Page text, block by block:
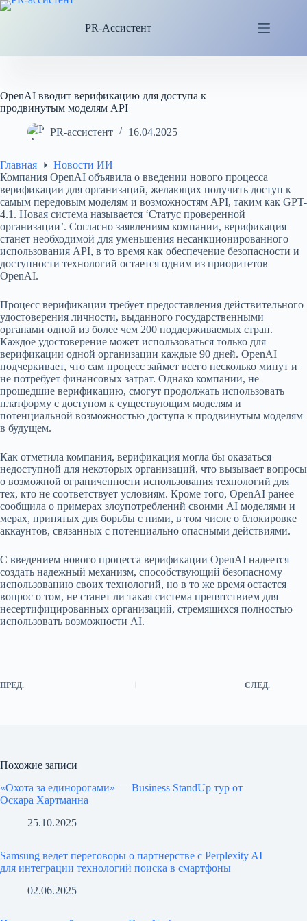
Перейти
PR-Ассистент
OpenAI вводит верификацию для доступа к
продвинутым моделям API
PR-ассистент 16.04.2025
Главная
Новости ИИ
Компания OpenAI объявила о введении нового процесса
верификации для организаций, желающих получить доступ к
самым передовым моделям и возможностям API, таким как GPT-
4.1. Новая система называется ‘Статус проверенной
организации’. Согласно заявлениям компании, верификация
станет необходимой для уменьшения несанкционированного
использования API, в то время как обеспечение безопасности и
доступности технологий остается одним из приоритетов
OpenAI.
Процесс верификации требует предоставления действительного
удостоверения личности, выданного государственными
органами одной из более чем 200 поддерживаемых стран.
Каждое удостоверение может использоваться только для
верификации одной организации каждые 90 дней. OpenAI
подчеркивает, что сам процесс займет всего несколько минут и
не потребует финансовых затрат. Однако компании, не
прошедшие верификацию, смогут продолжать использовать
платформу с доступом к существующим моделям и
потенциальной возможностью доступа к продвинутым моделям
в будущем.
Как отметила компания, верификация могла бы оказаться
недоступной для некоторых организаций, что вызывает вопросы
о возможной ограниченности использования технологий для
тех, кто не соответствует условиям. Кроме того, OpenAI ранее
сообщила о примерах злоупотреблений своими AI моделями и
мерах, принятых для борьбы с ними, в том числе о блокировке
аккаунтов, связанных с потенциально опасными действиями.
С введением нового процесса верификации OpenAI надеется
создать надежный механизм, способствующий безопасному
использованию своих технологий, но в то же время остается
вопрос о том, не станет ли такая система препятствием для
несертифицированных организаций, стремящихся полностью
использовать возможности AI.
ПРЕД. СЛЕД.
Похожие записи
«Охота за единорогами» — Business StandUp тур от
Оскара Хартманна
25.10.2025
Samsung ведет переговоры о партнерстве с Perplexity AI
для интеграции технологий поиска в смартфоны
02.06.2025